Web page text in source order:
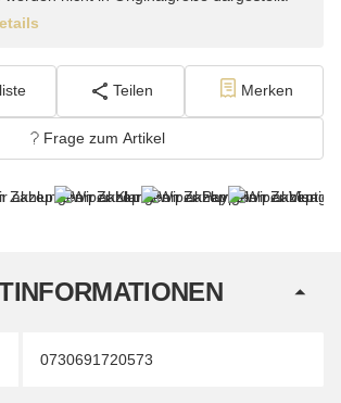
Teilen Merken
Frage zum Artikel
0730691720573